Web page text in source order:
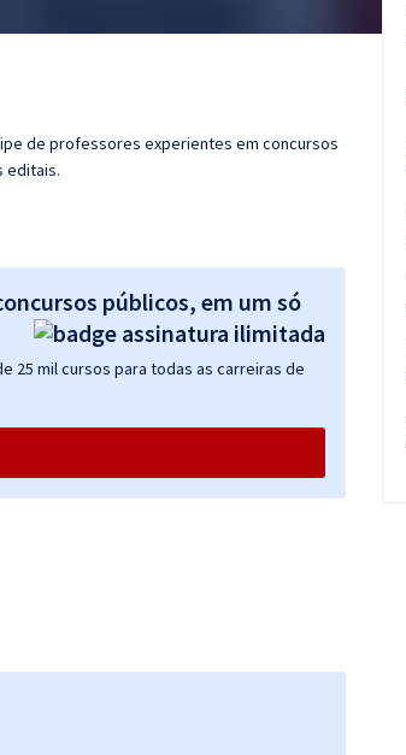
de professores experientes em concursos
editais.
públicos, em um só
25 mil cursos para todas as carreiras de